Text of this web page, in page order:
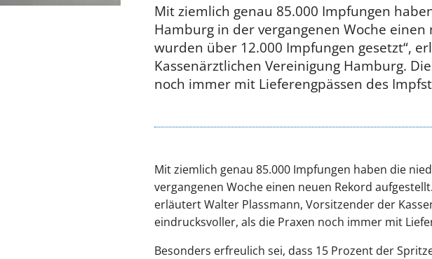
Mit ziemlich genau 85.000 Impfungen
Hamburg in der vergangenen Woche
wurden über 12.000 Impfungen gesetzt“,
Kassenärztlichen Vereinigung Hamburg.
noch immer mit Lieferengpässen des
Mit ziemlich genau 85.000 Impfungen haben die
vergangenen Woche einen neuen Rekord
erläutert Walter Plassmann, Vorsitzender der
eindrucksvoller, als die Praxen noch immer mit
Besonders erfreulich sei, dass 15 Prozent der